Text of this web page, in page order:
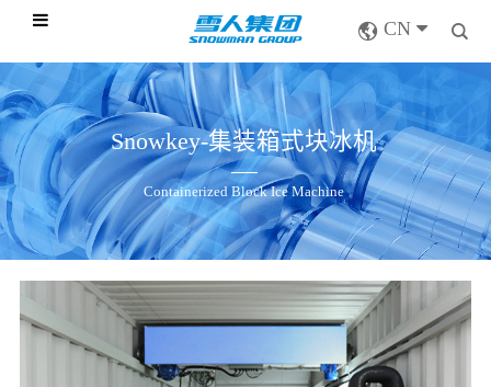
CN
Snowkey-集装箱式块冰机
Containerized Block Ice Machine